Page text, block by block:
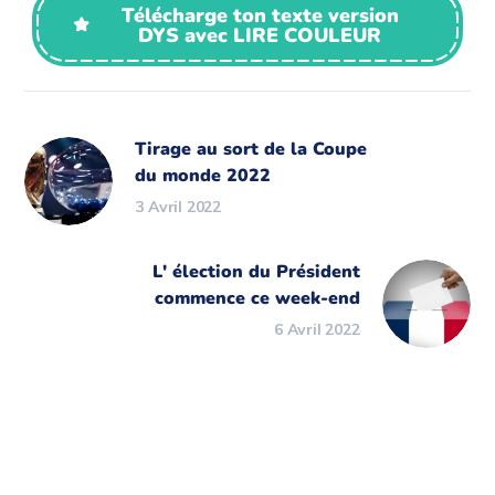
Télécharge ton texte version
DYS avec LIRE COULEUR
Tirage au sort de la Coupe
du monde 2022
3 Avril 2022
L' élection du Président
commence ce week-end
6 Avril 2022